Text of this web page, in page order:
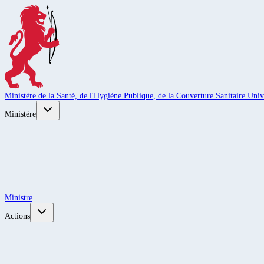
Ministère de la Santé, de l'Hygiène Publique, de la Couverture Sanitaire
Ministère
Ministre
Actions